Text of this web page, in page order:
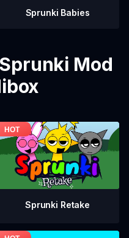
Sprunki Babies
Mod
Sprunki Retake